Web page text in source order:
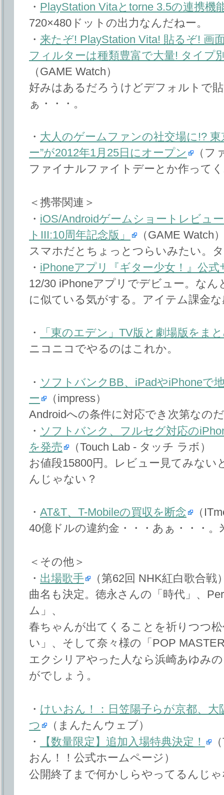
・ PlayStation Vitaとtorne 3.5の連携機
720×480ドットの出力なんだねー。
・ 来たぞ! PlayStation Vita! 貼るぞ! 画
フィルターは種類豊富で大量! タイプ
（GAME Watch）
好みはあるだろうけどデフォルトで
ぁ・・・。
・ 大人のゲームファンの社交場に!?
ー”が2012年1月25日にオープン
（フ
ファイナルファイトデーとか作って
＜携帯関連＞
・ iOS/Androidゲームショートレビュ
トIII:10周年記念版」
（GAME Watch
スマホだとちょっとつらいみたい。
・ iPhoneアプリ『ギター少女！』公式
12/30 iPhoneアプリでデビュー。な
に似ている気がする。アイテム課金
・
「東のエデン」TV版と劇場版をま
ニコニコでやるのはこれか。
・ ソフトバンクBB、iPadやiPhoneで
ー
（impress）
Androidへの条件に対応でき次第なの
・ ソフトバンク、フルセグ対応の
を発売
（Touch Lab - タッチ ラボ）
お値段15800円。レビュー見てみな
んじゃない？
・ AT&T、T-Mobileの買収を断念
（
40億ドルの違約金・・・あぁ・・・。
＜その他＞
・ 出場歌手
（第62回 NHK紅白歌合戦
曲名も決定。徳永さんの「時代」、
ム」、
春ちゃんが出てくることを祈りつつ
い」、そして奈々様の「POP
エクシリアやった人なら浜崎あゆみ
がでしょう。
・ けいおん！：日笠陽子らが京都、
つ
（まんたんウェブ）
・
【数量限定】追加入場特典決定！
おん！！公式ホームページ）
公開終了まで何かしらやってるんじ